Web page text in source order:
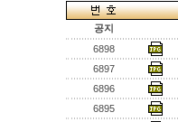
공지
6898
6897
6896
6895